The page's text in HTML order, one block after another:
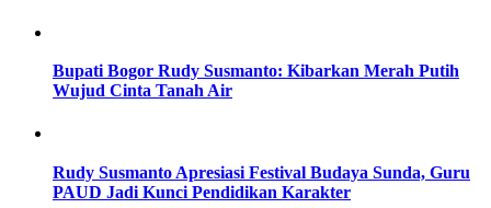
Bupati Bogor Rudy Susmanto: Kibarkan Merah Putih
Wujud Cinta Tanah Air
Rudy Susmanto Apresiasi Festival Budaya Sunda, Guru
PAUD Jadi Kunci Pendidikan Karakter